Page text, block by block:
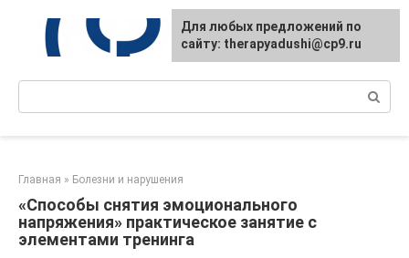
контенту
Главная » Болезни и нарушения
«Способы снятия эмоционального
напряжения» практическое занятие с
элементами тренинга
Для любых предложений по
сайту: therapyadushi@cp9.ru